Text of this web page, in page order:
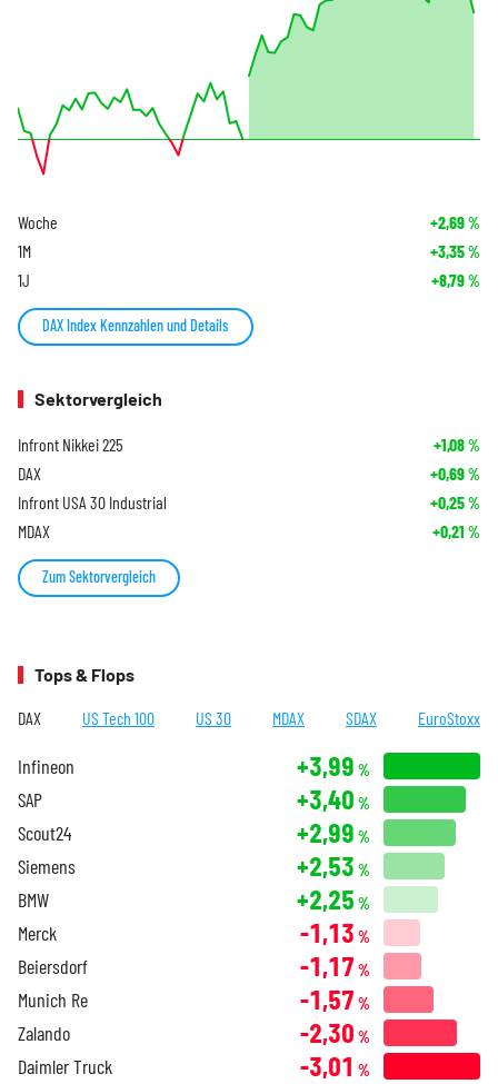
Woche +2,69%
1M +3,35%
1J +8,79%
DAX Index Kennzahlen und Details
Sektorvergleich
Infront Nikkei 225 +1,08%
DAX +0,69%
Infront USA 30 Industrial +0,25%
MDAX +0,21 %
Zum Sektorvergleich
Tops & Flops
DAX US Tech 100 US 30 MDAX SDAX EuroStoxx
Infineon +3,99 %
SAP +3,40 %
Scout24 +2,99 %
Siemens +2,53 %
BMW +2,25 %
Merck -1,13 %
Beiersdorf -1,17 %
Munich Re -1,57 %
Zalando -2,30 %
Daimler Truck -3,01 %